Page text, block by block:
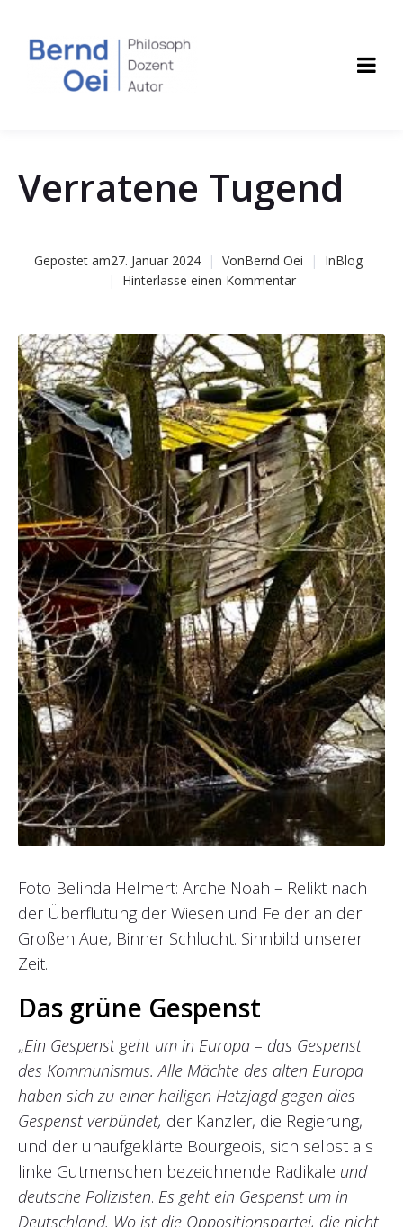
Verratene Tugend
Gepostet am27. Januar 2024 VonBernd Oei InBlog
Hinterlasse einen Kommentar
Foto Belinda Helmert: Arche Noah – Relikt nach
der Überflutung der Wiesen und Felder an der
Großen Aue, Binner Schlucht. Sinnbild unserer
Zeit.
Das grüne Gespenst
„Ein Gespenst geht um in Europa – das Gespenst
des Kommunismus. Alle Mächte des alten Europa
haben sich zu einer heiligen Hetzjagd gegen dies
Gespenst verbündet, der Kanzler, die Regierung,
und der unaufgeklärte Bourgeois, sich selbst als
linke Gutmenschen bezeichnende Radikale und
deutsche Polizisten. Es geht ein Gespenst um in
Deutschland. Wo ist die Oppositionspartei, die nicht